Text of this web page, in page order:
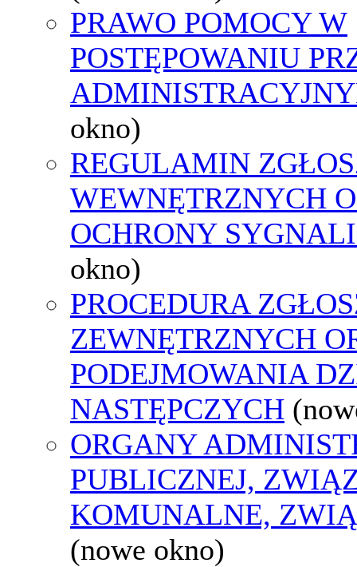
PRAWO POMOCY W
POSTĘPOWANIU
okno)
REGULAMIN
WEWNĘTRZNYCH
OCHRONY
okno)
PROCEDURA
ZEWNĘTRZNYCH
PODEJMOWANIA
NASTĘPCZYCH
ORGANY
PUBLICZNEJ,
KOMUNALNE,
(nowe okno)